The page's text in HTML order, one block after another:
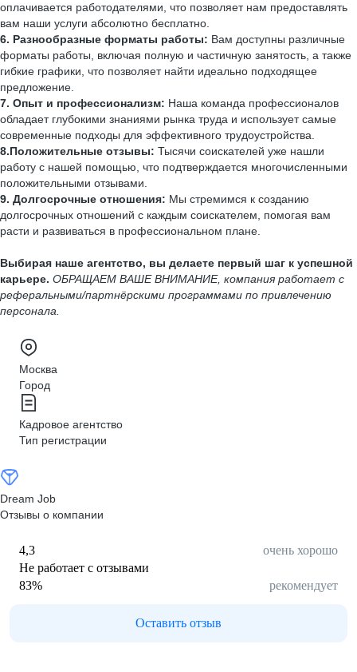
оплачивается работодателями, что позволяет нам предоставлять
вам наши услуги абсолютно бесплатно.
6. Разнообразные форматы работы: Вам доступны различные
форматы работы, включая полную и частичную занятость, а также
гибкие графики, что позволяет найти идеально подходящее
предложение.
7. Опыт и профессионализм: Наша команда профессионалов
обладает глубокими знаниями рынка труда и использует самые
современные подходы для эффективного трудоустройства.
8.Положительные отзывы: Тысячи соискателей уже нашли
работу с нашей помощью, что подтверждается многочисленными
положительными отзывами.
9. Долгосрочные отношения: Мы стремимся к созданию
долгосрочных отношений с каждым соискателем, помогая вам
расти и развиваться в профессиональном плане.
Выбирая наше агентство, вы делаете первый шаг к успешной
карьере. ОБРАЩАЕМ ВАШЕ ВНИМАНИЕ, компания работает с
реферальными/партнёрскими программами по привлечению
персонала.
Москва
Город
Кадровое агентство
Тип регистрации
Dream Job
Отзывы о компании
4,3
очень хорошо
Не работает с отзывами
83% рекомендует
Оставить отзыв